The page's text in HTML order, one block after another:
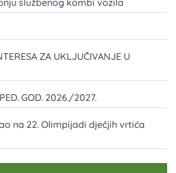
službenog kombi vozila
ZA UKLJUČIVANJE U
GOD. 2026./2027.
na 22. Olimpijadi dječjih vrtića